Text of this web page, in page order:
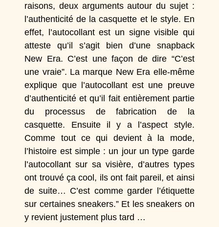
raisons, deux arguments autour du sujet :
l’authenticité de la casquette et le style. En
effet, l’autocollant est un signe visible qui
atteste qu’il s’agit bien d’une snapback
New Era. C’est une façon de dire “C’est
une vraie”. La marque New Era elle-même
explique que l’autocollant est une preuve
d’authenticité et qu’il fait entièrement partie
du processus de fabrication de la
casquette. Ensuite il y a l’aspect style.
Comme tout ce qui devient à la mode,
l’histoire est simple : un jour un type garde
l’autocollant sur sa visière, d’autres types
ont trouvé ça cool, ils ont fait pareil, et ainsi
de suite… C’est comme garder l’étiquette
sur certaines sneakers.” Et les sneakers on
y revient justement plus tard …